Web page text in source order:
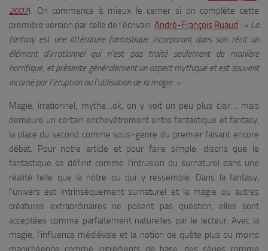
2007). On commence à mieux le cerner si on complète cette
première version par celle de l’écrivainAndré-François Ruaud : « La
fantasy est une littérature fantastique incorporant dans son récit un
élément d’irrationnel qui n’est pas traité seulement de manière
horrifique, et présente généralement un aspect mythique et est souvent
incarné par l’irruption ou l’utilisation de la magie. »
Magie, irrationnel, mythe…ok, on y voit un peu plus clair… mais
demeure un certain enchevêtrement entre fantastique et fantasy,
la place du second comme sous-genre du premier faisant encore
débat. Pour notre article et pour faire simple, disons que le
fantastique se définit comme l’intrusion du surnaturel dans une
réalité telle que la nôtre ou qui y ressemble. Dans la fantasy,
l’univers est intrinsèquement surnaturel et la magie ou autres
créatures extraordinaires ne posent pas question, elles sont
acceptées comme parfaitement naturelles par le lecteur. Avec la
magie, l’influence médiévale et la notion de quête plus ou moins